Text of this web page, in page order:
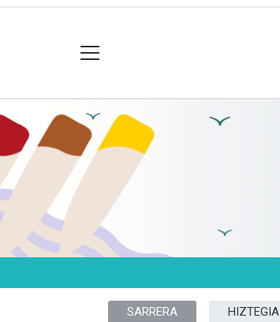
SARRERA HIZTEGIA